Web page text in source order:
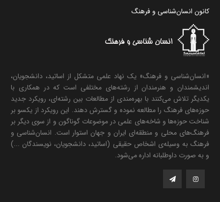
کانون انسان‌شناسی و فرهنگ
«انسان‌شناسی و فرهنگ» یک نهاد علمی متشکل از اساتید، دانشجویان،
اندیشمندان و هنرمندان از رشته‌های مختلفی است که در همکاری با
یکدیگر تلاش می‌کنند با بهره‌مندی از مطالعات بین رشته‌ای، رویکرد جدید
حوزه‌های فرهنگ را مطالعه نموده و گسترش دهند. این رویکرد از یکسو بر
شناخت حوزه‌ها و شاخه‌های علمی در موضوعات گوناگون و از سوی دیگر بر
فرهنگ‌های محلی و منطقه‌ای ایران و جهان استوار است. انسان‌شناسی و
فرهنگ به وسیله‌ی اشخاص حقیقی (اساتید، دانشجویان، نویسندگان ...)
و به صورت داوطلبانه اداره می‌شود.